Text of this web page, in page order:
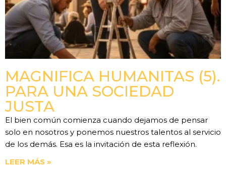
MAGNIFICA HUMANITAS (5).
PARA UNA SOCIEDAD
JUSTA
El bien común comienza cuando dejamos de pensar
solo en nosotros y ponemos nuestros talentos al servicio
de los demás. Esa es la invitación de esta reflexión.
LEER MÁS »